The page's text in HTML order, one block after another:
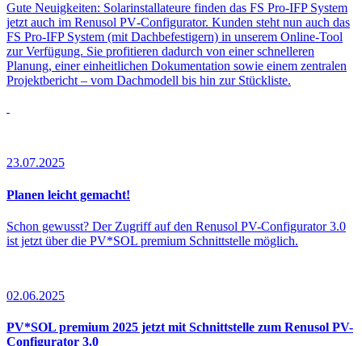
Gute Neuigkeiten: Solarinstallateure finden das FS Pro-IFP System
jetzt auch im Renusol PV‑Configurator. Kunden steht nun auch das
FS Pro-IFP System (mit Dachbefestigern) in unserem Online-Tool
zur Verfügung. Sie profitieren dadurch von einer schnelleren
Planung, einer einheitlichen Dokumentation sowie einem zentralen
Projektbericht – vom Dachmodell bis hin zur Stückliste.
23.07.2025
Planen leicht gemacht!
Schon gewusst? Der Zugriff auf den Renusol PV-Configurator 3.0
ist jetzt über die PV*SOL premium Schnittstelle möglich.
02.06.2025
PV*SOL premium 2025 jetzt mit Schnittstelle zum Renusol PV-
Configurator 3.0